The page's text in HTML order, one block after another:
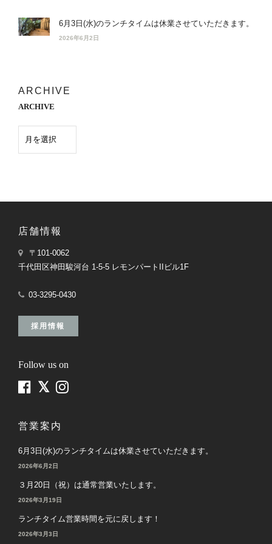
6月3日(水)のランチタイムは休業させていただきます。
2026年6月2日
ARCHIVE
ARCHIVE
店舗情報
〒101-0062
千代田区神田駿河台 1-5-5 レモンパートIIビル1F
03-3295-0430
採用情報
Follow us on
営業案内
6月3日(水)のランチタイムは休業させていただきます。
2026年6月2日
３月20日（祝）は通常営業いたします。
2026年3月19日
ランチタイム営業時間を元に戻します！
2026年3月3日